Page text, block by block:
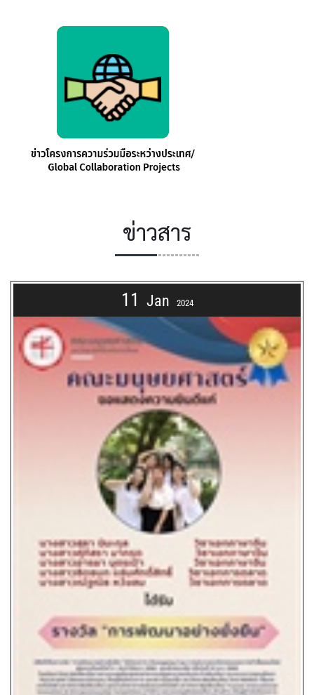
ข่าวสาร
11 Jan 2024